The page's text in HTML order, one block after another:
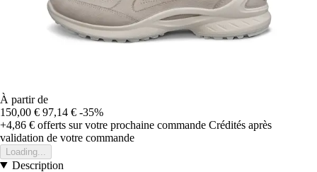
À partir de
150,00 € 97,14 € -35%
+4,86 € offerts sur votre prochaine commande Crédités après
validation de votre commande
Loading...
Description